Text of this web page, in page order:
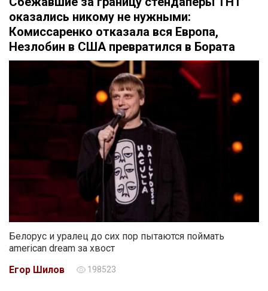
оказались никому не нужными:
Комиссаренко отказала вся Европа,
Незлобин в США превратился в Бората
Белорус и уралец до сих пор пытаются поймать
american dream за хвост
Егор Шилов
198523